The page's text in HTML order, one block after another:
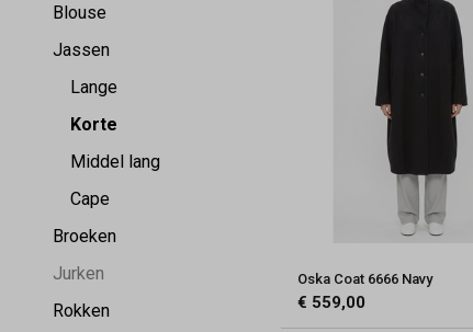
Blouse
Jassen
Lange
Korte
Middel lang
Cape
Broeken
Jurken
Rokken
Oska Coat 6666 Navy
€ 559,00